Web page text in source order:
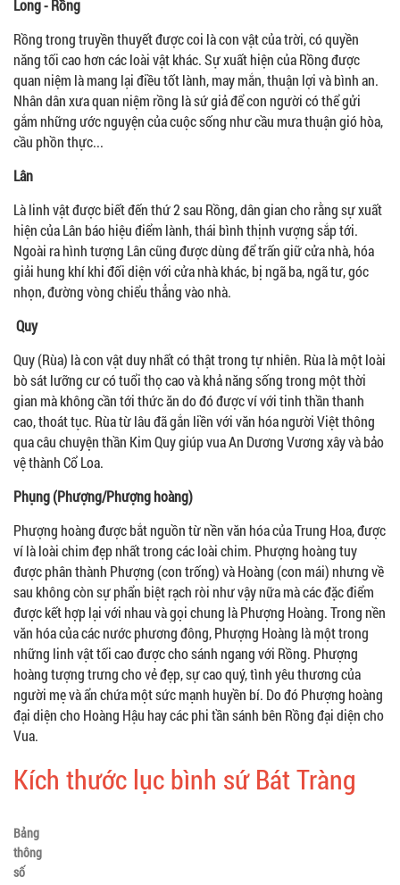
Long - Rồng
Rồng trong truyền thuyết được coi là con vật của trời, có quyền
năng tối cao hơn các loài vật khác. Sự xuất hiện của Rồng được
quan niệm là mang lại điều tốt lành, may mắn, thuận lợi và bình an.
Nhân dân xưa quan niệm rồng là sứ giả để con người có thể gửi
gắm những ước nguyện của cuộc sống như cầu mưa thuận gió hòa,
cầu phồn thực...
Lân
Là linh vật được biết đến thứ 2 sau Rồng, dân gian cho rằng sự xuất
hiện của Lân báo hiệu điểm lành, thái bình thịnh vượng sắp tới.
Ngoài ra hình tượng Lân cũng được dùng để trấn giữ cửa nhà, hóa
giải hung khí khi đối diện với cửa nhà khác, bị ngã ba, ngã tư, góc
nhọn, đường vòng chiểu thẳng vào nhà.
Quy
Quy (Rùa) là con vật duy nhất có thật trong tự nhiên. Rùa là một loài
bò sát lưỡng cư có tuổi thọ cao và khả năng sống trong một thời
gian mà không cần tới thức ăn do đó được ví với tinh thần thanh
cao, thoát tục. Rùa từ lâu đã gắn liền với văn hóa người Việt thông
qua câu chuyện thần Kim Quy giúp vua An Dương Vương xây và bảo
vệ thành Cổ Loa.
Phụng (Phượng/Phượng hoàng)
Phượng hoàng được bắt nguồn từ nền văn hóa của Trung Hoa, được
ví là loài chim đẹp nhất trong các loài chim. Phượng hoàng tuy
được phân thành Phượng (con trống) và Hoàng (con mái) nhưng về
sau không còn sự phẩn biệt rạch ròi như vậy nữa mà các đặc điểm
được kết hợp lại với nhau và gọi chung là Phượng Hoàng. Trong nền
văn hóa của các nước phương đông, Phượng Hoàng là một trong
những linh vật tối cao được cho sánh ngang với Rồng. Phượng
hoàng tượng trưng cho vẻ đẹp, sự cao quý, tình yêu thương của
người mẹ và ẩn chứa một sức mạnh huyền bí. Do đó Phượng hoàng
đại diện cho Hoàng Hậu hay các phi tần sánh bên Rồng đại diện cho
Vua.
Kích thước lục bình sứ Bát Tràng
Bảng
thông
số